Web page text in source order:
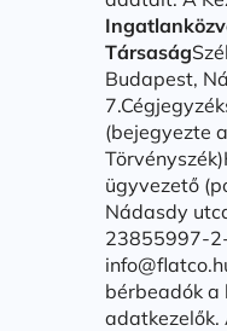
Társaság
Budapest,
(bejegyezte
ügyvezető
Nádasdy
23855997-
bérbeadók a
adatkezelők.